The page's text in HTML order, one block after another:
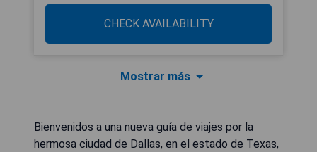
CHECK AVAILABILITY
Mostrar más
Bienvenidos a una nueva guía de viajes por la
hermosa ciudad de Dallas, en el estado de Texas,